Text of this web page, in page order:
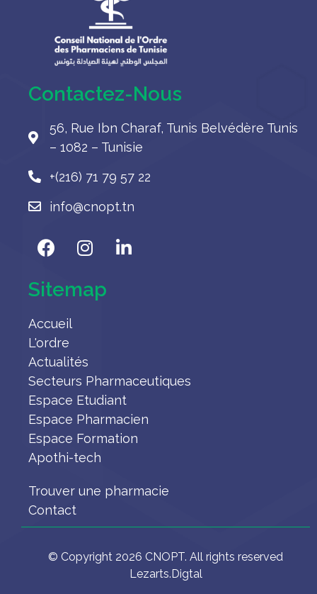
Contactez-Nous
56, Rue Ibn Charaf, Tunis Belvédère Tunis
– 1082 – Tunisie
+(216) 71 79 57 22
info@cnopt.tn
Sitemap
Accueil
L'ordre
Actualités
Secteurs Pharmaceutiques
Espace Etudiant
Espace Pharmacien
Espace Formation
Apothi-tech
Trouver une pharmacie
Contact
© Copyright 2026 CNOPT. All rights reserved
Lezarts.Digtal